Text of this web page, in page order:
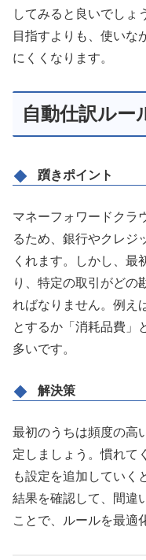
してみると良いでしょ
目指すよりも、使いな
にくくなります。
自動仕訳ルー
躓きポイント
マネーフォワードクラ
るため、銀行やクレジ
くれます。しかし、最
り、特定の取引がどの
ればなりません。例え
とするか「消耗品費」
多いです。
解決策
最初のうちは頻度の高
定しましょう。慣れて
も設定を追加していく
結果を確認して、間違
ことで、ルールを最適